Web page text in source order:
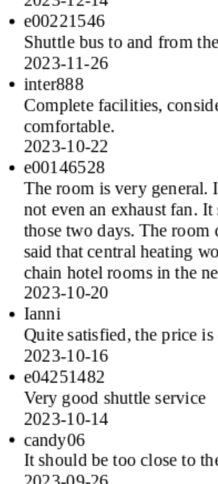
e00221546
Shuttle bus to and from
2023-11-26
inter888
Complete facilities,
comfortable.
2023-10-22
e00146528
The room is very general.
not even an exhaust fan.
those two days. The
said that central heating
chain hotel rooms in the
2023-10-20
Ianni
Quite satisfied, the price
2023-10-16
e04251482
Very good shuttle service
2023-10-14
candy06
It should be too close to
2023-09-26